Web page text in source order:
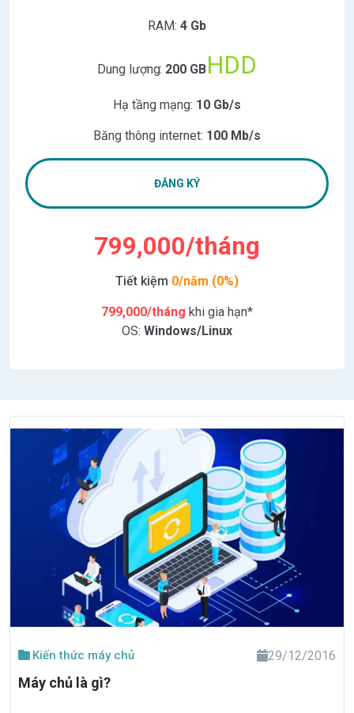
RAM: 4 Gb
Dung lượng: 200 GBHDD
Hạ tầng mạng: 10 Gb/s
Băng thông internet: 100 Mb/s
ĐĂNG KÝ
799,000/tháng
Tiết kiệm 0/năm (0%)
799,000/tháng khi gia hạn*
OS:Windows/Linux
Kiến thức máy chủ 29/12/2016
Máy chủ là gì?